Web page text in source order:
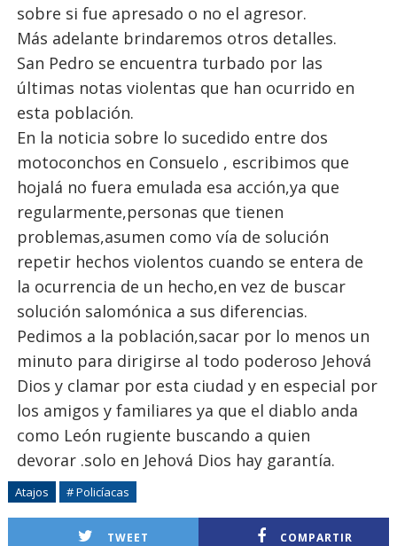
sobre si fue apresado o no el agresor.
Más adelante brindaremos otros detalles.
San Pedro se encuentra turbado por las
últimas notas violentas que han ocurrido en
esta población.
En la noticia sobre lo sucedido entre dos
motoconchos en Consuelo , escribimos que
hojalá no fuera emulada esa acción,ya que
regularmente,personas que tienen
problemas,asumen como vía de solución
repetir hechos violentos cuando se entera de
la ocurrencia de un hecho,en vez de buscar
solución salomónica a sus diferencias.
Pedimos a la población,sacar por lo menos un
minuto para dirigirse al todo poderoso Jehová
Dios y clamar por esta ciudad y en especial por
los amigos y familiares ya que el diablo anda
como León rugiente buscando a quien
devorar .solo en Jehová Dios hay garantía.
Atajos # Policíacas
TWEET COMPARTIR